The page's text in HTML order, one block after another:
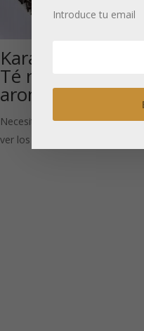
Karamellissimo:
Té negro
aromatizado
Necesitas estar registrado para
ver los precios
Introduce tu email